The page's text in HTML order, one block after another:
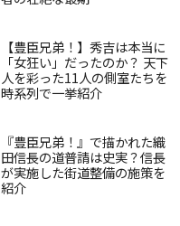
【豊臣兄弟！】秀吉は本当に
「女狂い」だったのか？ 天下
人を彩った11人の側室たちを
時系列で一挙紹介
『豊臣兄弟！』で描かれた織
田信長の道普請は史実？信長
が実施した街道整備の施策を
紹介